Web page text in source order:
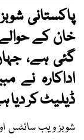
پاکستانی
خان کے
گئی ہے،
اداکارہ نے
ڈیلیٹ کر دیا
شوبز ویب سائٹس